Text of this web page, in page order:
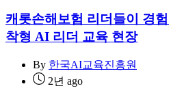
캐롯손해보험 리더들이 경
착형 AI 리더 교육 현장
By 한국AI교육진흥원
2년 ago